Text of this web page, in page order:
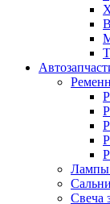
Лампы
Свеча